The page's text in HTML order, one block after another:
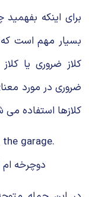
بسیار مهم است که
کلاز ضروری یا
کلازها استفاده
garage.
دوچرخه ام